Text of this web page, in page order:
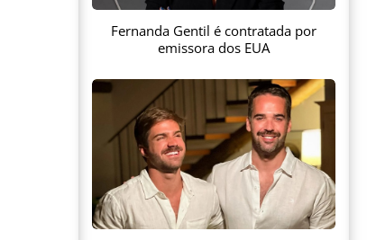
Fernanda Gentil é contratada por
emissora dos EUA